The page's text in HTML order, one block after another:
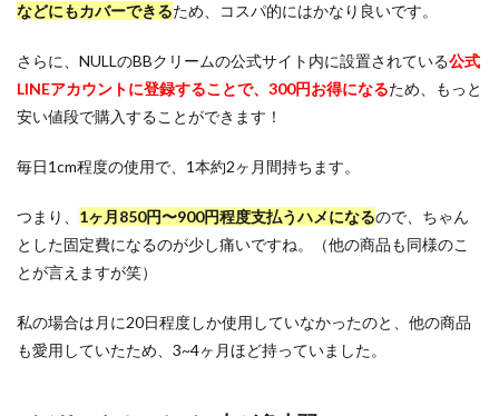
などにもカバーできるため、コスパ的にはかなり良いです。
さらに、NULLのBBクリームの公式サイト内に設置されている公式
LINEアカウントに登録することで、300円お得になるため、もっと
安い値段で購入することができます！
毎日1cm程度の使用で、1本約2ヶ月間持ちます。
つまり、 1ヶ月850円〜900円程度支払うハメになるので、ちゃん
とした固定費になるのが少し痛いですね。（他の商品も同様のこ
とが言えますが笑）
私の場合は月に20日程度しか使用していなかったのと、他の商品
も愛用していたため、3~4ヶ月ほど持っていました。